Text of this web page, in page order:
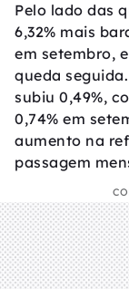
Pelo lado das
6,32% mais
em setembro,
queda
subiu 0,49%,
0,74% em
aumento na
passagem